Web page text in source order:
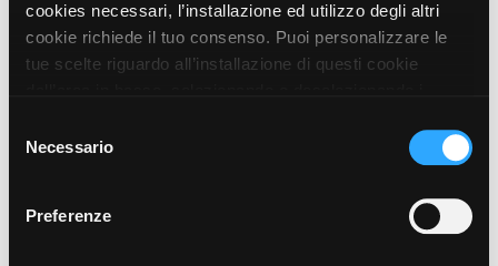
cookies necessari, l’installazione ed utilizzo degli altri
cookie richiede il tuo consenso. Puoi personalizzare le
tue scelte riguardo all’installazione di questi cookie
prosegui” o decidere di accettare tutti i cookie, cliccando
sul pulsante “Accetta tutti i cookie”. Cliccando sul tasto
unicamente i cookie necessari alla navigazione. Per
delNecessario
Preferenze
404